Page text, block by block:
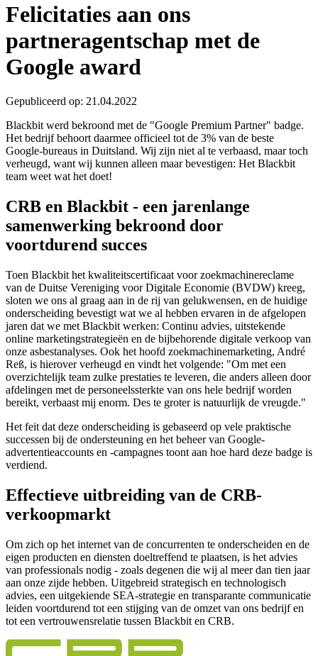
Felicitaties aan ons
partneragentschap met de
Google award
Gepubliceerd op: 21.04.2022
Blackbit werd bekroond met de "Google Premium Partner" badge.
Het bedrijf behoort daarmee officieel tot de 3% van de beste
Google-bureaus in Duitsland. Wij zijn niet al te verbaasd, maar toch
verheugd, want wij kunnen alleen maar bevestigen: Het Blackbit
team weet wat het doet!
CRB en Blackbit - een jarenlange
samenwerking bekroond door
voortdurend succes
Toen Blackbit het kwaliteitscertificaat voor zoekmachinereclame
van de Duitse Vereniging voor Digitale Economie (BVDW) kreeg,
sloten we ons al graag aan in de rij van gelukwensen, en de huidige
onderscheiding bevestigt wat we al hebben ervaren in de afgelopen
jaren dat we met Blackbit werken: Continu advies, uitstekende
online marketingstrategieën en de bijbehorende digitale verkoop van
onze asbestanalyses. Ook het hoofd zoekmachinemarketing, André
Reß, is hierover verheugd en vindt het volgende: "Om met een
overzichtelijk team zulke prestaties te leveren, die anders alleen door
afdelingen met de personeelssterkte van ons hele bedrijf worden
bereikt, verbaast mij enorm. Des te groter is natuurlijk de vreugde."
Het feit dat deze onderscheiding is gebaseerd op vele praktische
successen bij de ondersteuning en het beheer van Google-
advertentieaccounts en -campagnes toont aan hoe hard deze badge is
verdiend.
Effectieve uitbreiding van de CRB-
verkoopmarkt
Om zich op het internet van de concurrenten te onderscheiden en de
eigen producten en diensten doeltreffend te plaatsen, is het advies
van professionals nodig - zoals degenen die wij al meer dan tien jaar
aan onze zijde hebben. Uitgebreid strategisch en technologisch
advies, een uitgekiende SEA-strategie en transparante communicatie
leiden voortdurend tot een stijging van de omzet van ons bedrijf en
tot een vertrouwensrelatie tussen Blackbit en CRB.